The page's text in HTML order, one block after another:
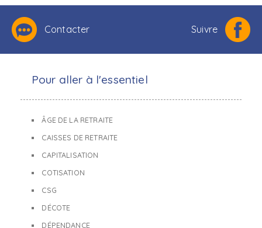
Contacter Suivre
Pour aller à l'essentiel
ÂGE DE LA RETRAITE
CAISSES DE RETRAITE
CAPITALISATION
COTISATION
CSG
DÉCOTE
DÉPENDANCE